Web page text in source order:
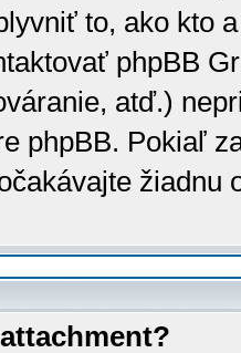
to, ako kto
phpBB
atď.)
phpBB. Pokiaľ
žiadnu